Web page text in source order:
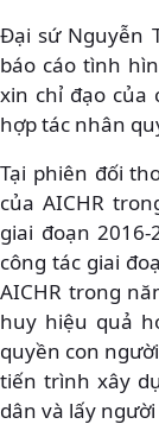
Đại sứ Nguyễn
báo cáo tình
xin chỉ đạo của
hợp tác nhân
Tại phiên đối
của AICHR
giai đoạn
công tác giai
AICHR trong
huy hiệu quả
quyền con
tiến trình xây
dân và lấy